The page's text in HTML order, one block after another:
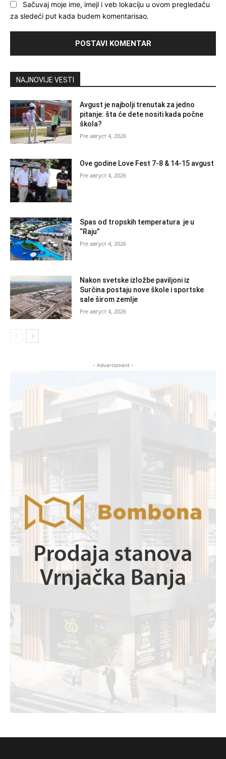
Sačuvaj moje ime, imejl i veb lokaciju u ovom pregledaču
za sledeći put kada budem komentarisao.
NAJNOVIJE VESTI
Avgust je najbolji trenutak za jedno
pitanje: šta će dete nositi kada počne
škola?
август 4, 2026
Ove godine Love Fest 7-8 & 14-15 avgust
август 4, 2026
Spas od tropskih temperatura je u
“Raju”
август 4, 2026
Nakon svetske izložbe paviljoni iz
Surčina postaju nove škole i sportske
sale širom zemlje
август 4, 2026
- Advertisment -